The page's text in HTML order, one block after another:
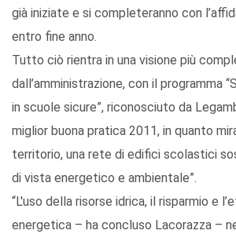
già iniziate e si completeranno con
entro fine anno.
Tutto ciò rientra in una visione più
dall’amministrazione, con il programma
in scuole sicure”, riconosciuto da
miglior buona pratica 2011, in quanto
territorio, una rete di edifici scolastici
di vista energetico e ambientale”.
“L'uso della risorse idrica, il risparmio e
energetica – ha concluso Lacorazza –